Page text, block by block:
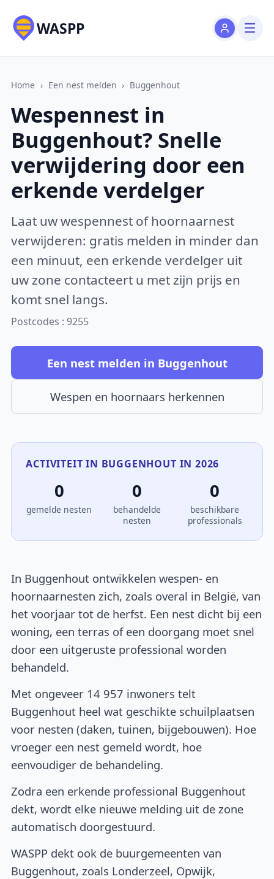
WASPP
Home › Een nest melden › Buggenhout
Wespennest in
Buggenhout? Snelle
verwijdering door een
erkende verdelger
Laat uw wespennest of hoornaarnest
verwijderen: gratis melden in minder dan
een minuut, een erkende verdelger uit
uw zone contacteert u met zijn prijs en
komt snel langs.
Postcodes : 9255
Een nest melden in Buggenhout
Wespen en hoornaars herkennen
ACTIVITEIT IN BUGGENHOUT IN 2026
0
gemelde nesten
0
behandelde
nesten
0
beschikbare
professionals
In Buggenhout ontwikkelen wespen- en
hoornaarnesten zich, zoals overal in België, van
het voorjaar tot de herfst. Een nest dicht bij een
woning, een terras of een doorgang moet snel
door een uitgeruste professional worden
behandeld.
Met ongeveer 14 957 inwoners telt
Buggenhout heel wat geschikte schuilplaatsen
voor nesten (daken, tuinen, bijgebouwen). Hoe
vroeger een nest gemeld wordt, hoe
eenvoudiger de behandeling.
Zodra een erkende professional Buggenhout
dekt, wordt elke nieuwe melding uit de zone
automatisch doorgestuurd.
WASPP dekt ook de buurgemeenten van
Buggenhout, zoals Londerzeel, Opwijk,